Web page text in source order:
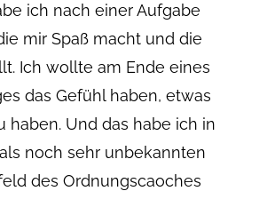
ich nach einer Aufgabe
mir Spaß macht und die
Ich wollte am Ende eines
das Gefühl haben, etwas
haben. Und das habe ich in
noch sehr unbekannten
des Ordnungscaoches